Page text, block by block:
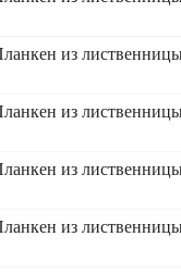
из
из
из
из